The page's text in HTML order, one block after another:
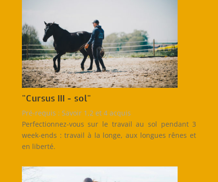
"Cursus III - sol"
Pré-requis : Savoir 1,2 et 4 acquis
Perfectionnez-vous sur le travail au sol pendant 3
week-ends : travail à la longe, aux longues rênes et
en liberté.